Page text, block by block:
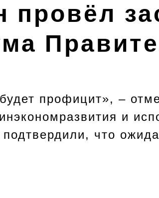
провёл
профицит», –
и
что